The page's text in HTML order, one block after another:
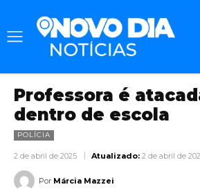
Professora é
dentro de escola
POLÍCIA
2 de abril de 2025 Atualizado: 2 de abril de
Por Márcia Mazzei